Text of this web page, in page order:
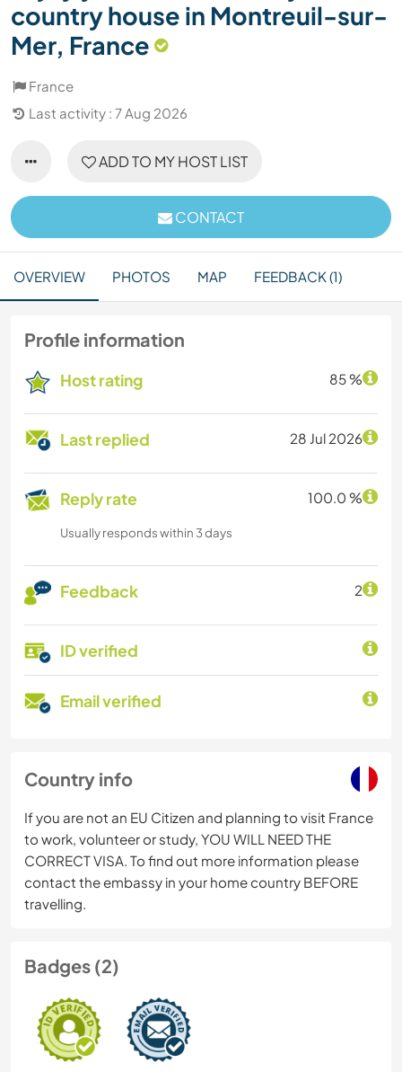
country house in Montreuil-sur-
Mer, France
France
Last activity : 7 Aug 2026
ADD TO MY HOST LIST
CONTACT
OVERVIEW PHOTOS MAP FEEDBACK (1)
Profile information
Host rating 85 %
Last replied 28 Jul 2026
Reply rate 100.0 %
Usually responds within 3 days
Feedback 2
ID verified
Email verified
Country info
If you are not an EU Citizen and planning to visit France
to work, volunteer or study, YOU WILL NEED THE
CORRECT VISA. To find out more information please
contact the embassy in your home country BEFORE
travelling.
Badges (2)